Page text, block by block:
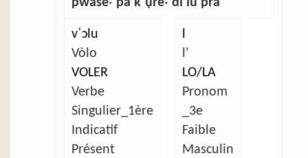
vˈɔlu
Vòlo
VOLER
Verbe
Singulier_1ère
Indicatif
Présent
l'
LO/LA
Pronom
_3e
Faible
Masculin